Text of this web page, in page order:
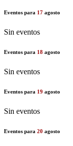
Eventos para 17 agosto
Sin eventos
Eventos para 18 agosto
Sin eventos
Eventos para 19 agosto
Sin eventos
Eventos para 20 agosto